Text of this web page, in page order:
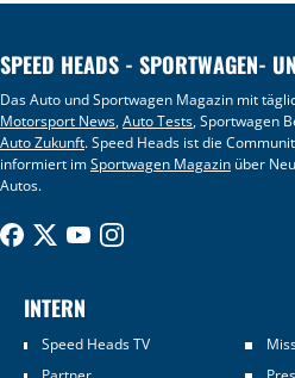
SPEED HEADS - SPORTWAGEN-
Das Auto und Sportwagen Magazin mit
Motorsport News,Auto Tests, Sportwagen
Auto Zukunft. Speed Heads ist die
informiert imSportwagen Magazin über
Autos.
INTERN
Speed Heads TV